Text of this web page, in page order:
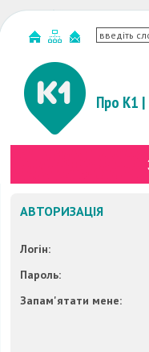
Про К1 |
АВТОРИЗАЦІЯ
Логін:
Пароль:
Запам'ятати мене: